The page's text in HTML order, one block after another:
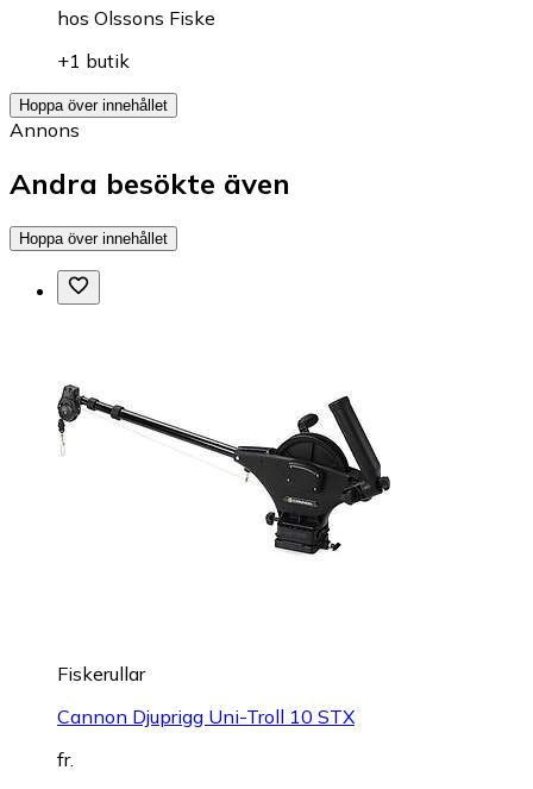
hos Olssons Fiske
+1 butik
Hoppa över innehållet
Annons
Andra besökte även
Hoppa över innehållet
Fiskerullar
Cannon Djuprigg Uni-Troll 10 STX
fr.